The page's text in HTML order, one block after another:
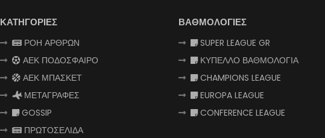
ΚΑΤΗΓΟΡΙΕΣ
ΡΟΗ ΑΡΘΡΩΝ
ΑΕΚ ΠΟΔΟΣΦΑΙΡΟ
ΑΕΚ ΜΠΑΣΚΕΤ
ΜΕΤΑΓΡΑΦΕΣ
GOSSIP
ΠΡΩΤΟΣΕΛΙΔΑ
ΒΑΘΜΟΛΟΓΙΕΣ
SUPER LEAGUE GR
ΚΥΠΕΛΛΟ ΒΑΘΜΟΛΟΓΙΑ
CHAMPIONS LEAGUE
EUROPA LEAGUE
CONFERENCE LEAGUE